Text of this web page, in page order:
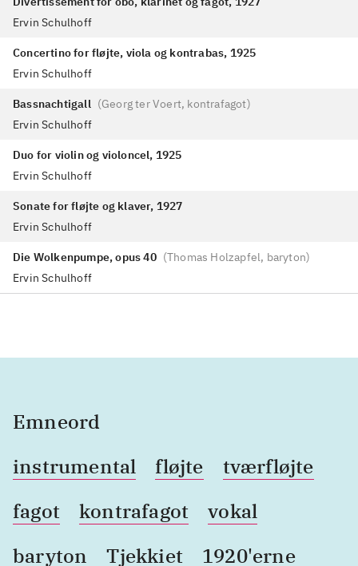
Ervin Schulhoff
Concertino for fløjte, viola og kontrabas, 1925
Ervin Schulhoff
Bassnachtigall (Georg ter Voert, kontrafagot)
Ervin Schulhoff
Duo for violin og violoncel, 1925
Ervin Schulhoff
Sonate for fløjte og klaver, 1927
Ervin Schulhoff
Die Wolkenpumpe, opus 40 (Thomas Holzapfel, baryton)
Ervin Schulhoff
Emneord
instrumental
fløjte
tværfløjte
fagot
kontrafagot
vokal
baryton
Tjekkiet 1920'erne